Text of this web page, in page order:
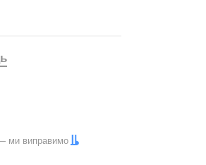
ми виправимо